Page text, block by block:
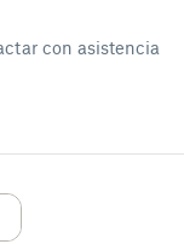
con asistencia